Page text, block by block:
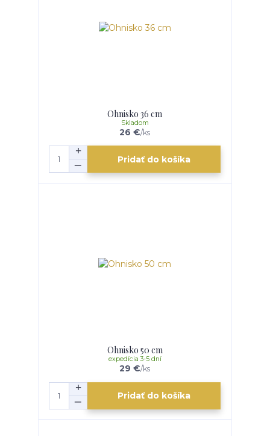
Ohnisko 36 cm
26 €/ks
Skladom
Pridať do košíka
Ohnisko 50 cm
29 €/ks
expedícia 3-5 dní
Pridať do košíka